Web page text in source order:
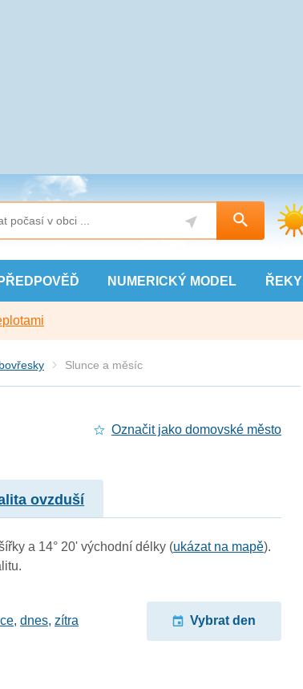
PŘEDPOVĚĎ NUMERICKÝ MODEL ŘEKY
Slunce a měsíc
Označit jako domovské město
ovzduší
a 14° 20' východní délky (ukázat na mapě).
,dnes,zítra Vybrat den